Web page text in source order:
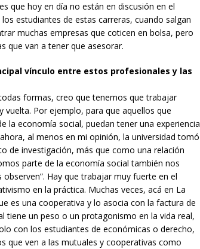
que hoy en día no están en discusión en el
estudiantes de estas carreras, cuando salgan
muchas empresas que coticen en bolsa, pero
que van a tener que asesorar.
vínculo entre estos profesionales y las
formas, creo que tenemos que trabajar
Por ejemplo, para que aquellos que
la economía social, puedan tener una experiencia
al menos en mi opinión, la universidad tomó
de investigación, más que como una relación
parte de la economía social también nos
Hay que trabajar muy fuerte en el
en la práctica. Muchas veces, acá en La
es una cooperativa y lo asocia con la factura de
tiene un peso o un protagonismo en la vida real,
con los estudiantes de económicas o derecho,
que ven a las mutuales y cooperativas como